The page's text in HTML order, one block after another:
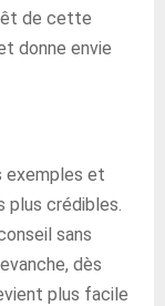
de cette
donne envie
exemples et
plus crédibles.
sans
dès
plus facile